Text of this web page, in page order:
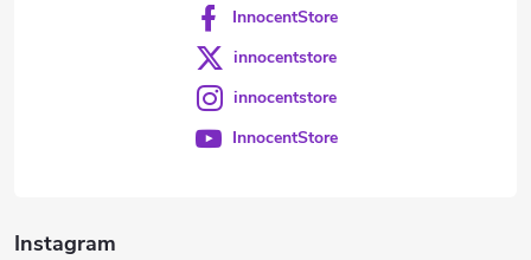
Instagram
InnocentStore
innocentstore
innocentstore
InnocentStore